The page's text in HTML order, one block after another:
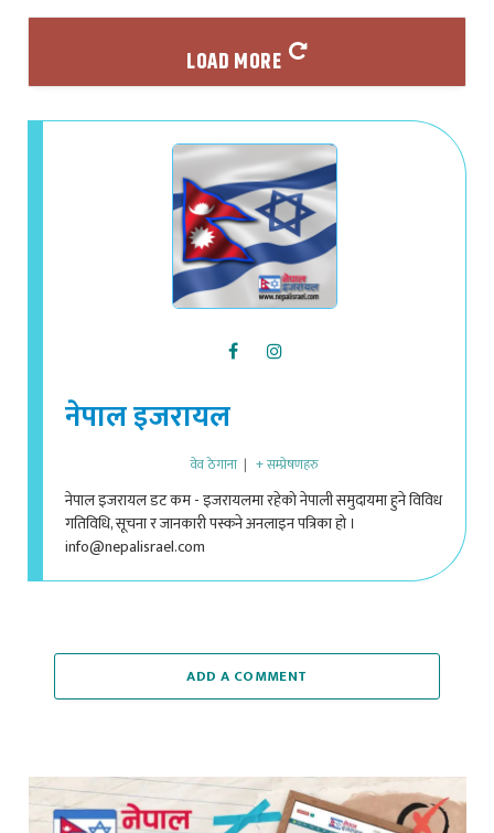
LOAD MORE
नेपाल इजरायल
वेव ठेगाना | + सम्प्रेषणहरु
नेपाल इजरायल डट कम - इजरायलमा रहेको नेपाली समुदायमा हुने विविध
गतिविधि, सूचना र जानकारी पस्कने अनलाइन पत्रिका हो ।
info@nepalisrael.com
ADD A COMMENT